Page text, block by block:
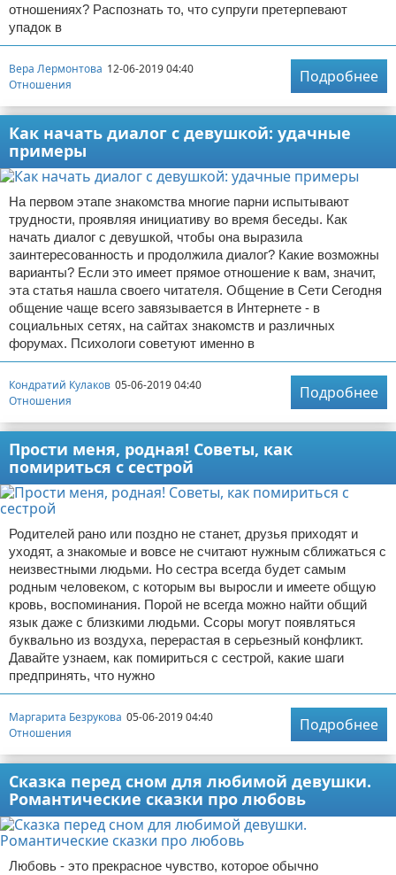
отношениях? Распознать то, что супруги претерпевают
упадок в
Вера Лермонтова 12-06-2019 04:40
Отношения
Подробнее
Как начать диалог с девушкой: удачные
примеры
На первом этапе знакомства многие парни испытывают
трудности, проявляя инициативу во время беседы. Как
начать диалог с девушкой, чтобы она выразила
заинтересованность и продолжила диалог? Какие возможны
варианты? Если это имеет прямое отношение к вам, значит,
эта статья нашла своего читателя. Общение в Сети Сегодня
общение чаще всего завязывается в Интернете - в
социальных сетях, на сайтах знакомств и различных
форумах. Психологи советуют именно в
Кондратий Кулаков 05-06-2019 04:40
Отношения
Подробнее
Прости меня, родная! Советы, как
помириться с сестрой
Родителей рано или поздно не станет, друзья приходят и
уходят, а знакомые и вовсе не считают нужным сближаться с
неизвестными людьми. Но сестра всегда будет самым
родным человеком, с которым вы выросли и имеете общую
кровь, воспоминания. Порой не всегда можно найти общий
язык даже с близкими людьми. Ссоры могут появляться
буквально из воздуха, перерастая в серьезный конфликт.
Давайте узнаем, как помириться с сестрой, какие шаги
предпринять, что нужно
Маргарита Безрукова 05-06-2019 04:40
Отношения
Подробнее
Сказка перед сном для любимой девушки.
Романтические сказки про любовь
Любовь - это прекрасное чувство, которое обычно